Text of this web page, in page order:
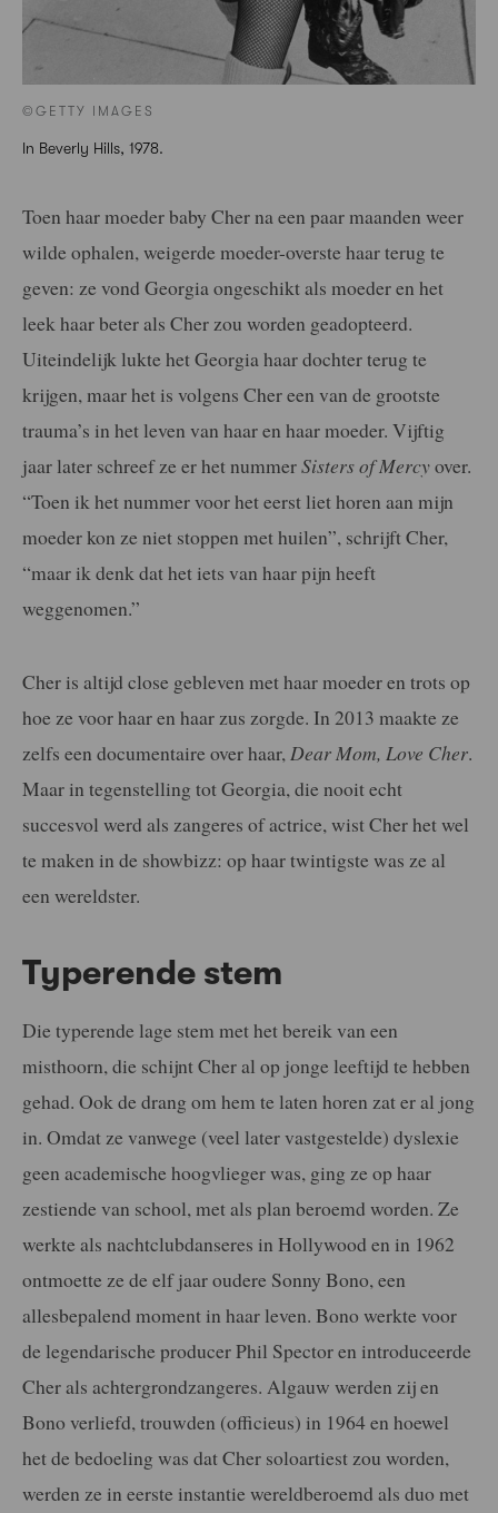
©GETTY IMAGES
In Beverly Hills, 1978.
Toen haar moeder baby Cher na een paar maanden weer
wilde ophalen, weigerde moeder-overste haar terug te
geven: ze vond Georgia ongeschikt als moeder en het
leek haar beter als Cher zou worden geadopteerd.
Uiteindelijk lukte het Georgia haar dochter terug te
krijgen, maar het is volgens Cher een van de grootste
trauma’s in het leven van haar en haar moeder. Vijftig
jaar later schreef ze er het nummerSisters of Mercyover.
“Toen ik het nummer voor het eerst liet horen aan mijn
moeder kon ze niet stoppen met huilen”, schrijft Cher,
“maar ik denk dat het iets van haar pijn heeft
weggenomen.”
Cher is altijd close gebleven met haar moeder en trots op
hoe ze voor haar en haar zus zorgde. In 2013 maakte ze
zelfs een documentaire over haar,Dear Mom, Love Cher.
Maar in tegenstelling tot Georgia, die nooit echt
succesvol werd als zangeres of actrice, wist Cher het wel
te maken in de showbizz: op haar twintigste was ze al
een wereldster.
Typerende stem
Die typerende lage stem met het bereik van een
misthoorn, die schijnt Cher al op jonge leeftijd te hebben
gehad. Ook de drang om hem te laten horen zat er al jong
in. Omdat ze vanwege (veel later vastgestelde) dyslexie
geen academische hoogvlieger was, ging ze op haar
zestiende van school, met als plan beroemd worden. Ze
werkte als nachtclubdanseres in Hollywood en in 1962
ontmoette ze de elf jaar oudere Sonny Bono, een
allesbepalend moment in haar leven. Bono werkte voor
de legendarische producer Phil Spector en introduceerde
Cher als achtergrondzangeres. Algauw werden zij en
Bono verliefd, trouwden (officieus) in 1964 en hoewel
het de bedoeling was dat Cher soloartiest zou worden,
werden ze in eerste instantie wereldberoemd als duo met